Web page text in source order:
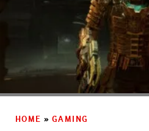
HOME » GAMING